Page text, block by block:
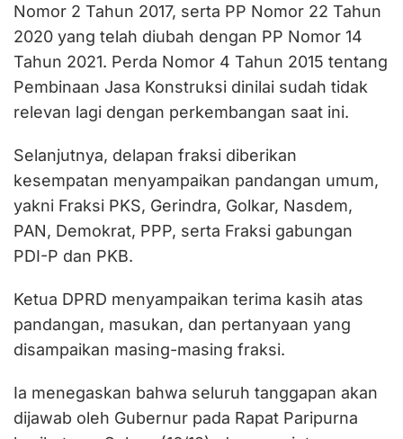
Nomor 2 Tahun 2017, serta PP Nomor 22 Tahun
2020 yang telah diubah dengan PP Nomor 14
Tahun 2021. Perda Nomor 4 Tahun 2015 tentang
Pembinaan Jasa Konstruksi dinilai sudah tidak
relevan lagi dengan perkembangan saat ini.
Selanjutnya, delapan fraksi diberikan
kesempatan menyampaikan pandangan umum,
yakni Fraksi PKS, Gerindra, Golkar, Nasdem,
PAN, Demokrat, PPP, serta Fraksi gabungan
PDI-P dan PKB.
Ketua DPRD menyampaikan terima kasih atas
pandangan, masukan, dan pertanyaan yang
disampaikan masing-masing fraksi.
Ia menegaskan bahwa seluruh tanggapan akan
dijawab oleh Gubernur pada Rapat Paripurna